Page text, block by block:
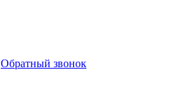
Обратный звонок